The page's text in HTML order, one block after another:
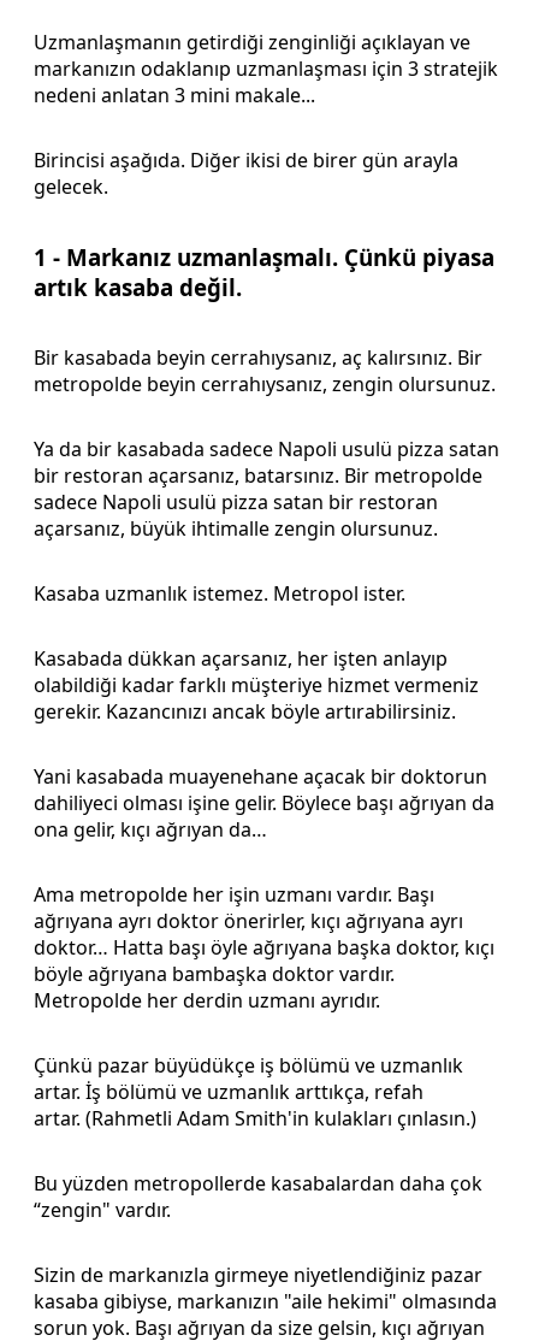
Uzmanlaşmanın getirdiği zenginliği açıklayan ve
markanızın odaklanıp uzmanlaşması için 3 stratejik
nedeni anlatan 3 mini makale...
Birincisi aşağıda. Diğer ikisi de birer gün arayla
gelecek.
1 - Markanız uzmanlaşmalı. Çünkü piyasa
artık kasaba değil.
Bir kasabada beyin cerrahıysanız, aç kalırsınız. Bir
metropolde beyin cerrahıysanız, zengin olursunuz.
Ya da bir kasabada sadece Napoli usulü pizza satan
bir restoran açarsanız, batarsınız. Bir metropolde
sadece Napoli usulü pizza satan bir restoran
açarsanız, büyük ihtimalle zengin olursunuz.
Kasaba uzmanlık istemez. Metropol ister.
Kasabada dükkan açarsanız, her işten anlayıp
olabildiği kadar farklı müşteriye hizmet vermeniz
gerekir. Kazancınızı ancak böyle artırabilirsiniz.
Yani kasabada muayenehane açacak bir doktorun
dahiliyeci olması işine gelir. Böylece başı ağrıyan da
ona gelir, kıçı ağrıyan da…
Ama metropolde her işin uzmanı vardır. Başı
ağrıyana ayrı doktor önerirler, kıçı ağrıyana ayrı
doktor… Hatta başı öyle ağrıyana başka doktor, kıçı
böyle ağrıyana bambaşka doktor vardır.
Metropolde her derdin uzmanı ayrıdır.
Çünkü pazar büyüdükçe iş bölümü ve uzmanlık
artar. İş bölümü ve uzmanlık arttıkça, refah
artar. (Rahmetli Adam Smith'in kulakları çınlasın.)
Bu yüzden metropollerde kasabalardan daha çok
“zengin" vardır.
Sizin de markanızla girmeye niyetlendiğiniz pazar
kasaba gibiyse, markanızın "aile hekimi" olmasında
sorun yok. Başı ağrıyan da size gelsin, kıçı ağrıyan